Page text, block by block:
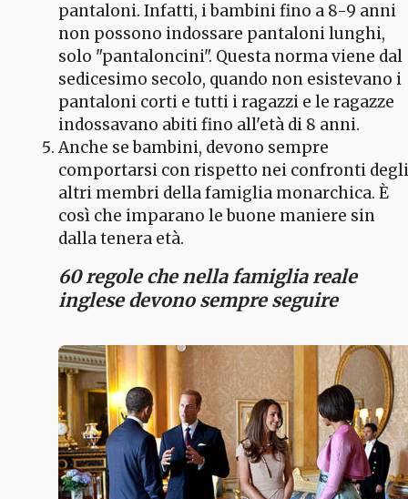
pantaloni. Infatti, i bambini fino a 8-9 anni
non possono indossare pantaloni lunghi,
solo "pantaloncini". Questa norma viene dal
sedicesimo secolo, quando non esistevano i
pantaloni corti e tutti i ragazzi e le ragazze
indossavano abiti fino all'età di 8 anni.
Anche se bambini, devono sempre
comportarsi con rispetto nei confronti degli
altri membri della famiglia monarchica. È
così che imparano le buone maniere sin
dalla tenera età.
60 regole che nella famiglia reale
inglese devono sempre seguire